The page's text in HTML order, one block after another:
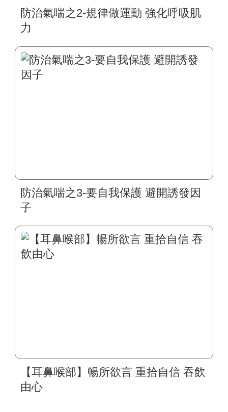
防治氣喘之2-規律做運動 強化呼吸肌
力
防治氣喘之3-要自我保護 避開誘發因
子
【耳鼻喉部】暢所欲言 重拾自信 吞飲
由心